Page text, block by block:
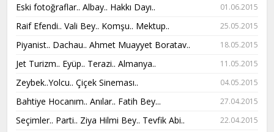
Eski fotoğraflar.. Albay.. Hakkı Dayı.. 01.06.2015
Raif Efendi.. Vali Bey.. Komşu.. Mektup.. 25.05.2015
Piyanist.. Dachau.. Ahmet Muayyet Boratav.. 18.05.2015
Jet Turizm.. Eyüp.. Terazi.. Almanya.. 11.05.2015
Zeybek..Yolcu.. Çiçek Sineması.. 04.05.2015
Bahtiye Hocanım.. Anılar.. Fatih Bey... 27.04.2015
Seçimler.. Parti.. Ziya Hilmi Bey.. Tevfik Abi.. 22.04.2015